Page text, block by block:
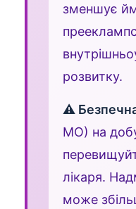
зменшує
розвитку.
⚠️
МО) на
лікаря.
може